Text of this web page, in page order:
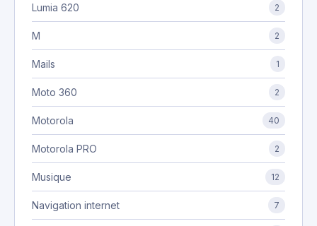
Lumia 620 2
M 2
Mails 1
Moto 360 2
Motorola 40
Motorola PRO 2
Musique 12
Navigation internet 7